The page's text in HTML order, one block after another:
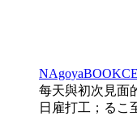
每天與初次見面
日雇打工；るこ